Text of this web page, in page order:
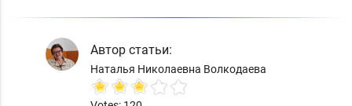
Автор статьи:
Наталья Николаевна Волкодаева